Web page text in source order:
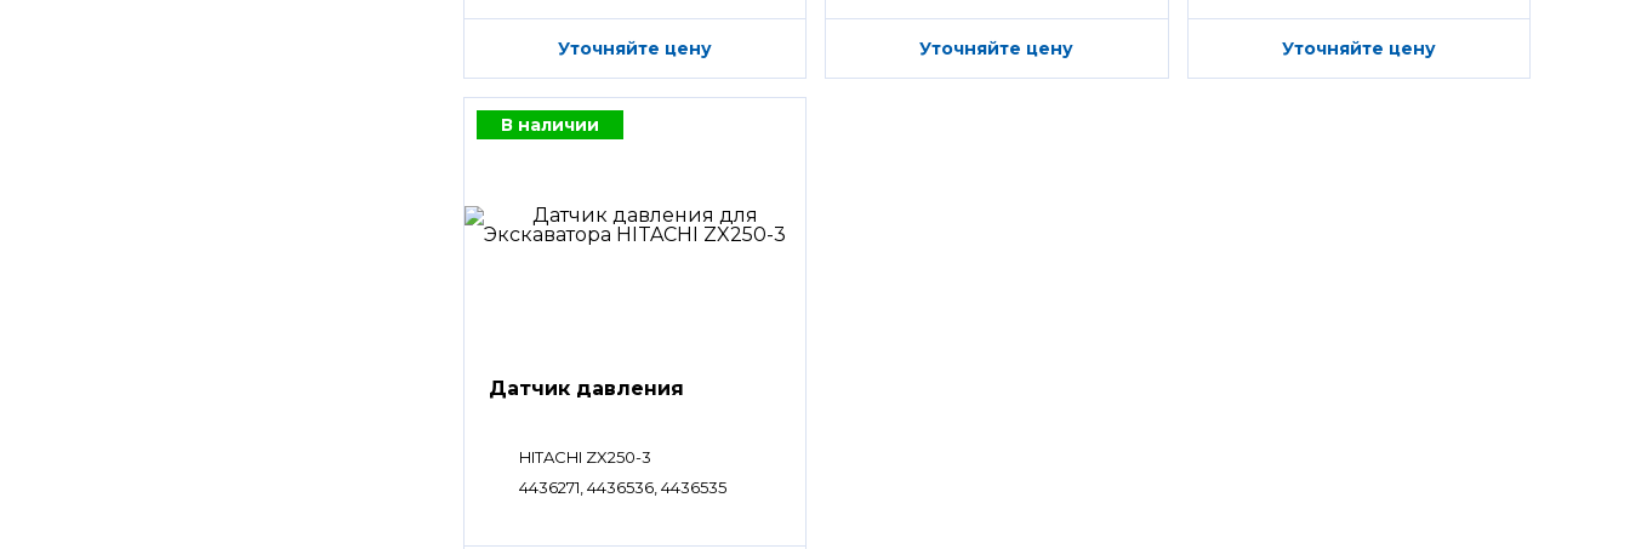
Уточняйте цену Уточняйте цену Уточняйте цену
В наличии
Датчик давления
HITACHI ZX250-3
4436271, 4436536, 4436535